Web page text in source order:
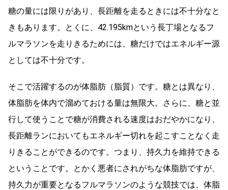
糖の量には限りがあり、長距離を走るときには不十分なと
きもあります。とくに、42.195kmという長丁場となるフ
ルマラソンを走りきるためには、糖だけではエネルギー源
としては不十分です。
そこで活躍するのが体脂肪（脂質）です。糖とは異なり、
体脂肪を体内で溜めておける量は無限大。さらに、糖と並
行して使うことで糖が消費される速度はおだやかになり、
長距離ランにおいてもエネルギー切れを起こすことなく走
りきることができるのです。つまり、持久力を維持できる
ということです。とかく悪者にされがちな体脂肪ですが、
持久力が重要となるフルマラソンのような競技では、体脂